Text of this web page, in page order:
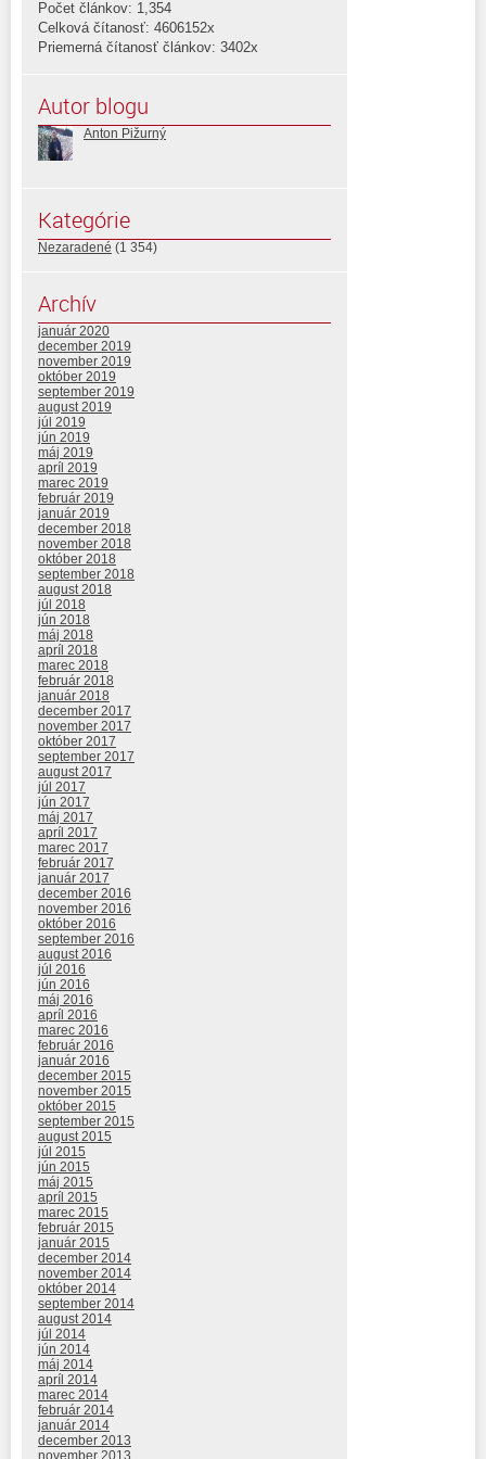
Počet článkov: 1,354
Celková čítanosť: 4606152x
Priemerná čítanosť článkov: 3402x
Autor blogu
Anton Pižurný
Kategórie
Nezaradené (1 354)
Archív
január 2020
december 2019
november 2019
október 2019
september 2019
august 2019
júl 2019
jún 2019
máj 2019
apríl 2019
marec 2019
február 2019
január 2019
december 2018
november 2018
október 2018
september 2018
august 2018
júl 2018
jún 2018
máj 2018
apríl 2018
marec 2018
február 2018
január 2018
december 2017
november 2017
október 2017
september 2017
august 2017
júl 2017
jún 2017
máj 2017
apríl 2017
marec 2017
február 2017
január 2017
december 2016
november 2016
október 2016
september 2016
august 2016
júl 2016
jún 2016
máj 2016
apríl 2016
marec 2016
február 2016
január 2016
december 2015
november 2015
október 2015
september 2015
august 2015
júl 2015
jún 2015
máj 2015
apríl 2015
marec 2015
február 2015
január 2015
december 2014
november 2014
október 2014
september 2014
august 2014
júl 2014
jún 2014
máj 2014
apríl 2014
marec 2014
február 2014
január 2014
december 2013
november 2013